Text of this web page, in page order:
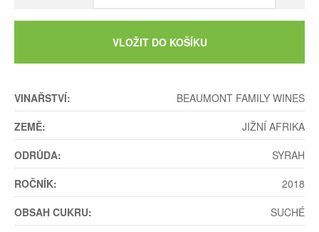
VLOŽIT DO KOŠÍKU
VINAŘSTVÍ:
BEAUMONT FAMILY WINES
ZEMĚ:
JIŽNÍ AFRIKA
ODRŮDA:
SYRAH
ROČNÍK:
2018
OBSAH CUKRU:
SUCHÉ